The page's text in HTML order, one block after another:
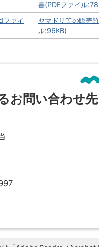
書(PDFファイル
ファイ
ヤマドリ等の販売
ル:96KB)
お問い合わせ先